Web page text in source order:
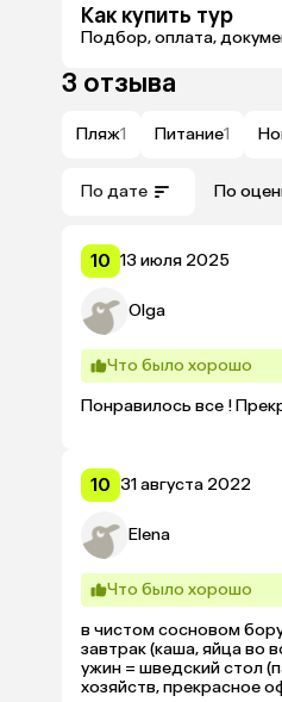
Как купить тур
Подбор, оплата,
3 отзыва
Пляж1 Питание1
По дате По
10 13 июля 2025
Olga
Что было хорошо
Понравилось все !
10 31 августа 2022
Elena
Что было хорошо
в чистом сосновом
завтрак (каша, яйца во
ужин = шведский стол
хозяйств, прекрасное